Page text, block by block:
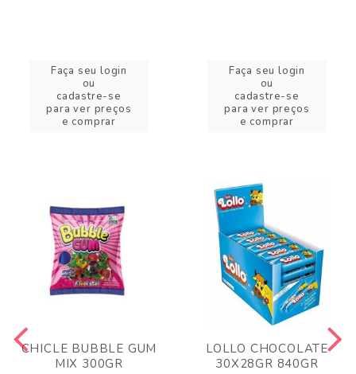
Faça seu login
ou
cadastre-se
para ver preços
e comprar
Faça seu login
ou
cadastre-se
para ver preços
e comprar
CHICLE BUBBLE GUM
MIX 300GR
LOLLO CHOCOLATE
30X28GR 840GR